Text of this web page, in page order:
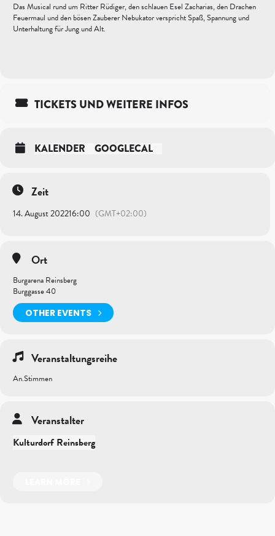
Das Musical rund um Ritter Rüdiger, den schlauen Esel Zacharias, den Drachen
Feuermaul und den bösen Zauberer Nebukator verspricht Spaß, Spannung und
Unterhaltung für Jung und Alt.
TICKETS UND WEITERE INFOS
KALENDER GOOGLECAL
Zeit
14. August 202216:00 (GMT+02:00)
Ort
Burgarena Reinsberg
Burggasse 40
OTHER EVENTS
Veranstaltungsreihe
An.Stimmen
Veranstalter
Kulturdorf Reinsberg